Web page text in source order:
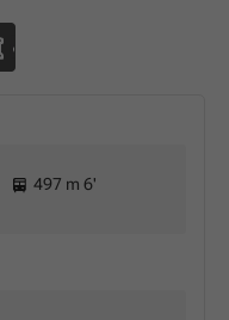
497 m 6'